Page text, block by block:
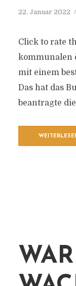
22. Januar 2022
Click to rate
kommunalen
mit einem
Das hat das
beantragte